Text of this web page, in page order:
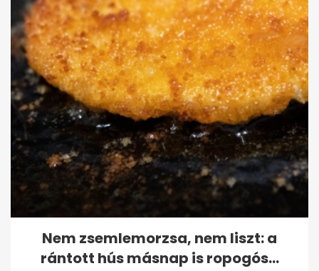
Nem zsemlemorzsa, nem liszt: a
rántott hús másnap is ropogós...